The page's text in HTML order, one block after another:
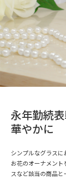
永年勤続
華やかに
シンプルなグラスに
お花のオーナメント
スなど該当の商品と